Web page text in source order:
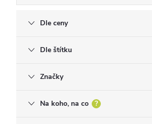
Dle ceny
Dle štítku
Značky
Na koho, na co ?